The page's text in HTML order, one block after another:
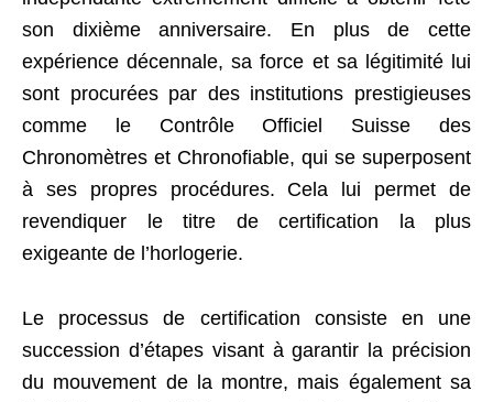
son dixième anniversaire. En plus de cette
expérience décennale, sa force et sa légitimité lui
sont procurées par des institutions prestigieuses
comme le Contrôle Officiel Suisse des
Chronomètres et Chronofiable, qui se superposent
à ses propres procédures. Cela lui permet de
revendiquer le titre de certification la plus
exigeante de l’horlogerie.
Le processus de certification consiste en une
succession d’étapes visant à garantir la précision
du mouvement de la montre, mais également sa